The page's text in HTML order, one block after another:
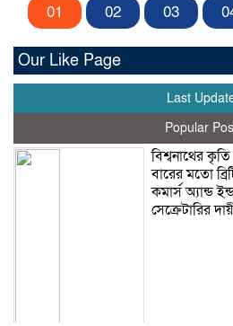
01 02 03
Our Like Page
Last
Popular
বিশ্বনাথের
বারের মতো
কমার্স অ্যান্ড
সেক্রেটারির